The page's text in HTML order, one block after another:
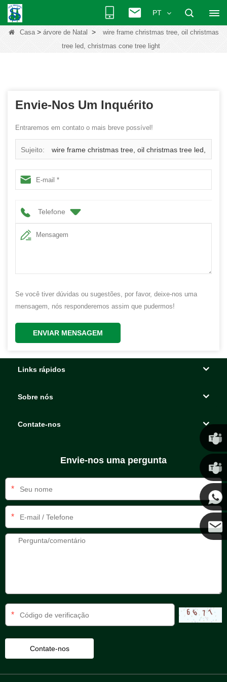
PT
Casa> árvore de Natal >
wire frame christmas tree, oil christmas
tree led, christmas cone tree light
Envie-Nos Um Inquérito
Entraremos em contato o mais breve possível!
Sujeito: wire frame christmas tree, oil christmas tree led,
christmas cone tree light
Telefone
Se você tiver dúvidas ou sugestões, por favor, deixe-nos uma
mensagem, nós responderemos assim que pudermos!
ENVIAR MENSAGEM
Links rápidos
Sobre nós
Contate-nos
Envie-nos uma pergunta
*
*
*
Chris
Kenny